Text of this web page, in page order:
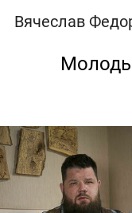
Вячеслав